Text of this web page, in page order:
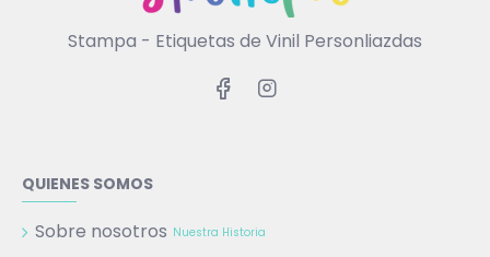
Stampa - Etiquetas de Vinil Personliazdas
QUIENES SOMOS
Sobre nosotros Nuestra Historia